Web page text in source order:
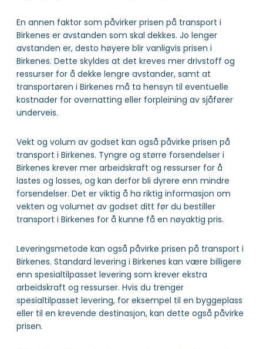
En annen faktor som påvirker prisen på transport i
Birkenes er avstanden som skal dekkes. Jo lenger
avstanden er, desto høyere blir vanligvis prisen i
Birkenes. Dette skyldes at det kreves mer drivstoff og
ressurser for å dekke lengre avstander, samt at
transportøren i Birkenes må ta hensyn til eventuelle
kostnader for overnatting eller forpleining av sjåfører
underveis.
Vekt og volum av godset kan også påvirke prisen på
transport i Birkenes. Tyngre og større forsendelser i
Birkenes krever mer arbeidskraft og ressurser for å
lastes og losses, og kan derfor bli dyrere enn mindre
forsendelser. Det er viktig å ha riktig informasjon om
vekten og volumet av godset ditt før du bestiller
transport i Birkenes for å kunne få en nøyaktig pris.
Leveringsmetode kan også påvirke prisen på transport i
Birkenes. Standard levering i Birkenes kan være billigere
enn spesialtilpasset levering som krever ekstra
arbeidskraft og ressurser. Hvis du trenger
spesialtilpasset levering, for eksempel til en byggeplass
eller til en krevende destinasjon, kan dette også påvirke
prisen.